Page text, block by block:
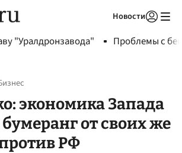
Новости
"Уралдронзавода" Проблемы с
экономика Запада
от своих же
РФ